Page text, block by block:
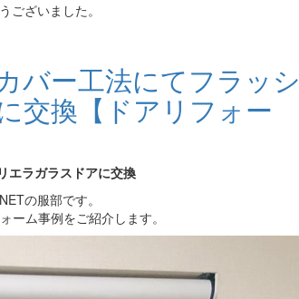
ざいました。
バー工法にてフラッシ
交換【ドアリフォー
エラガラスドアに交換
の服部です。
ーム事例をご紹介します。